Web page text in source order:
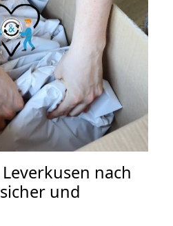
Leverkusen nach
sicher und